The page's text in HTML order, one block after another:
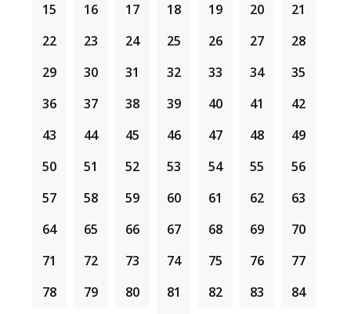
YANG
BERKUALITI TERSUSUN DAN
SIJIL PERAKUAN HAFAZAN BERTAHAP
PPB), PARA PELAJAR AKAN MENDAPAT
KEMAHIRAN
HAFAZAN MEREKA.
SESUNGGUHNYA, KEJAYAAN INI ADALAH
SERTA SOKONGAN PADUIBU BAPA DAN
YAYASAN ADDINKOMITED UNTUK TERUS
BANGSA
DAN NEGARA
SEMOGA
PENTAULIAHAN
INI MENJADI
15
16 17 18 19 20
21
22
23 24 25 26 27
28
29
30 31 32 33 34
35
36
37 38 39 40 41
42
43
44 45 46 47 48
49
50
51 52 53 54 55
56
57
58 59 60 61 62
63
64
65 66 67 68 69
70
71
72 73 74 75 76
77
78
79 80 81 82 83
84